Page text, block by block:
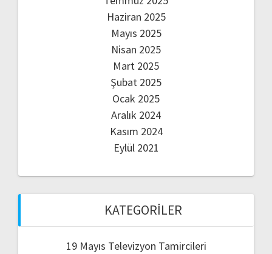
Haziran 2025
Mayıs 2025
Nisan 2025
Mart 2025
Şubat 2025
Ocak 2025
Aralık 2024
Kasım 2024
Eylül 2021
KATEGORILER
19 Mayıs Televizyon Tamircileri